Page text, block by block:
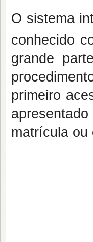
O sistema
conhecido
grande
primeiro
matrícula ou